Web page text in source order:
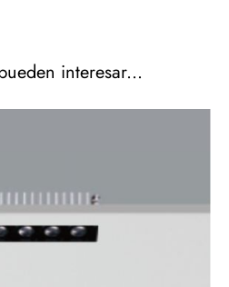
interesar...